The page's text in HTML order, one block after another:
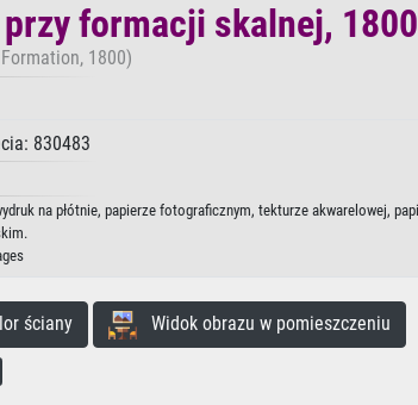
formacji skalnej, 1800
1800)
830483
na płótnie, papierze fotograficznym, tekturze akwarelowej,
ściany Widok obrazu w pomieszczeniu